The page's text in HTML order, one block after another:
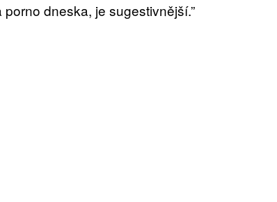
dneska, je sugestivnější.”